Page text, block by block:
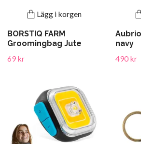
Lägg i korgen
BORSTIQ FARM
Groomingbag Jute
69 kr
navy
490 kr